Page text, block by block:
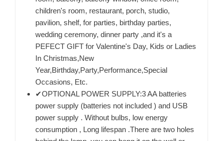
children's room, restaurant, porch, studio,
pavilion, shelf, for parties, birthday parties,
wedding ceremony, dinner party ,and it's a
PEFECT GIFT for Valentine's Day, Kids or Ladies
In Christmas,New
Year,Birthday,Party,Performance,Special
Occasions, Etc.
✔OPTIONAL POWER SUPPLY:3 AA batteries
power supply (batteries not included ) and USB
power supply . Without bulbs, low energy
consumption , Long lifespan .There are two holes